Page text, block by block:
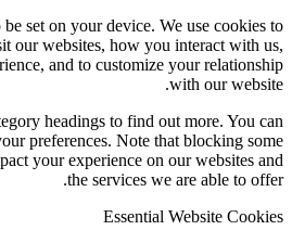
to be set on your device. We use
visit our websites, how you interact
and to customize your
with our
category headings to find out more. You
of your preferences. Note that blocking
impact your experience on our websites
the services we are able to
Essential Website